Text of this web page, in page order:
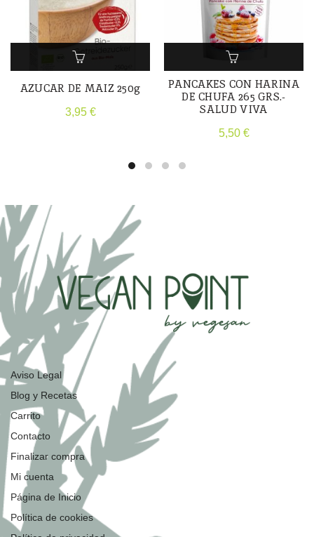
AZUCAR DE MAIZ 250g
3,95 €
PANCAKES CON HARINA
DE CHUFA 265 GRS.-
SALUD VIVA
5,50 €
Aviso Legal
Blog y Recetas
Carrito
Contacto
Finalizar compra
Mi cuenta
Página de Inicio
Política de cookies